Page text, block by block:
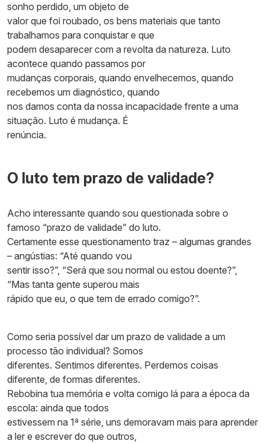
sonho perdido, um objeto de
valor que foi roubado, os bens materiais que tanto
trabalhamos para conquistar e que
podem desaparecer com a revolta da natureza. Luto
acontece quando passamos por
mudanças corporais, quando envelhecemos, quando
recebemos um diagnóstico, quando
nos damos conta da nossa incapacidade frente a uma
situação. Luto é mudança. É
renúncia.
O luto tem prazo de validade?
Acho interessante quando sou questionada sobre o
famoso “prazo de validade” do luto.
Certamente esse questionamento traz – algumas grandes
– angústias: “Até quando vou
sentir isso?”, “Será que sou normal ou estou doente?”,
“Mas tanta gente superou mais
rápido que eu, o que tem de errado comigo?”.
Como seria possível dar um prazo de validade a um
processo tão individual? Somos
diferentes. Sentimos diferentes. Perdemos coisas
diferente, de formas diferentes.
Rebobina tua memória e volta comigo lá para a época da
escola: ainda que todos
estivessem na 1ª série, uns demoravam mais para aprender
a ler e escrever do que outros,